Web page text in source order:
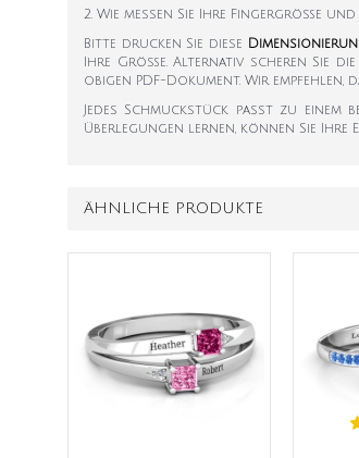
2. Wie messen Sie Ihre Fingergröße
Bitte drucken Sie diese
Ihre Größe. Alternativ scheren Sie
obigen PDF-Dokument. Wir empfehlen,
Jedes Schmuckstück passt zu
Überlegungen lernen, können Sie
ÄHNLICHE PRODUKTE